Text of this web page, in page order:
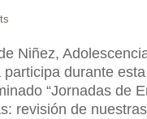
Niñez,
durante
“Jornadas de
revisión de